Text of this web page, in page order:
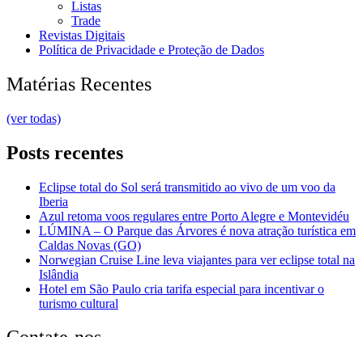
Listas
Trade
Revistas Digitais
Política de Privacidade e Proteção de Dados
Matérias Recentes
(ver todas)
Posts recentes
Eclipse total do Sol será transmitido ao vivo de um voo da
Iberia
Azul retoma voos regulares entre Porto Alegre e Montevidéu
LÚMINA – O Parque das Árvores é nova atração turística em
Caldas Novas (GO)
Norwegian Cruise Line leva viajantes para ver eclipse total na
Islândia
Hotel em São Paulo cria tarifa especial para incentivar o
turismo cultural